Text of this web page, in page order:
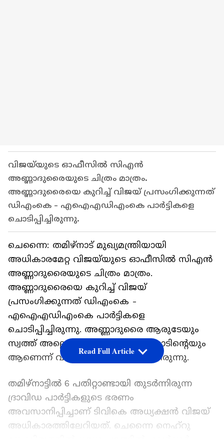
വിജയ്‍യുടെ ഓഫീസിൽ സിഎൻ
അണ്ണാദുരൈയുടെ ചിത്രം മാത്രം.
അണ്ണാദുരൈയെ കുറിച്ച് വിജയ് പ്രസംഗിക്കുന്നത്
ഡിഎംകെ - എഐഎഡിഎംകെ പാർട്ടികളെ
ചൊടിപ്പിച്ചിരുന്നു.
ചെന്നൈ: തമിഴ്നാട് മുഖ്യമന്ത്രിയായി
അധികാരമേറ്റ വിജയ്‍യുടെ ഓഫീസിൽ സിഎൻ
അണ്ണാദുരൈയുടെ ചിത്രം മാത്രം.
അണ്ണാദുരൈയെ കുറിച്ച് വിജയ്
പ്രസംഗിക്കുന്നത് ഡിഎംകെ -
എഐഎഡിഎംകെ പാർട്ടികളെ
ചൊടിപ്പിച്ചിരുന്നു. അണ്ണാദുരൈ ആരുടേയും
സ്വത്ത് അല്ലെന്നും മുഴുവൻ തമിഴ്നാടിന്റെയും
ആണെന്ന് വിജയ് മറുപടി നൽകിയിരുന്നു.
തമിഴ്നാട്ടിൽ 6 പതിറ്റാണ്ടായി തുടർന്നിരുന്ന
ദ്രാവിഡ പാർട്ടികളുടെ ഭരണം
അവസാനിപ്പിച്ചാണ് ടിവികെ അധ്യക്ഷൻ വിജയ്
അധികാരത്തിലേറിയത്. ചെന്നൈ നെഹ്‌റു
Read Full Article